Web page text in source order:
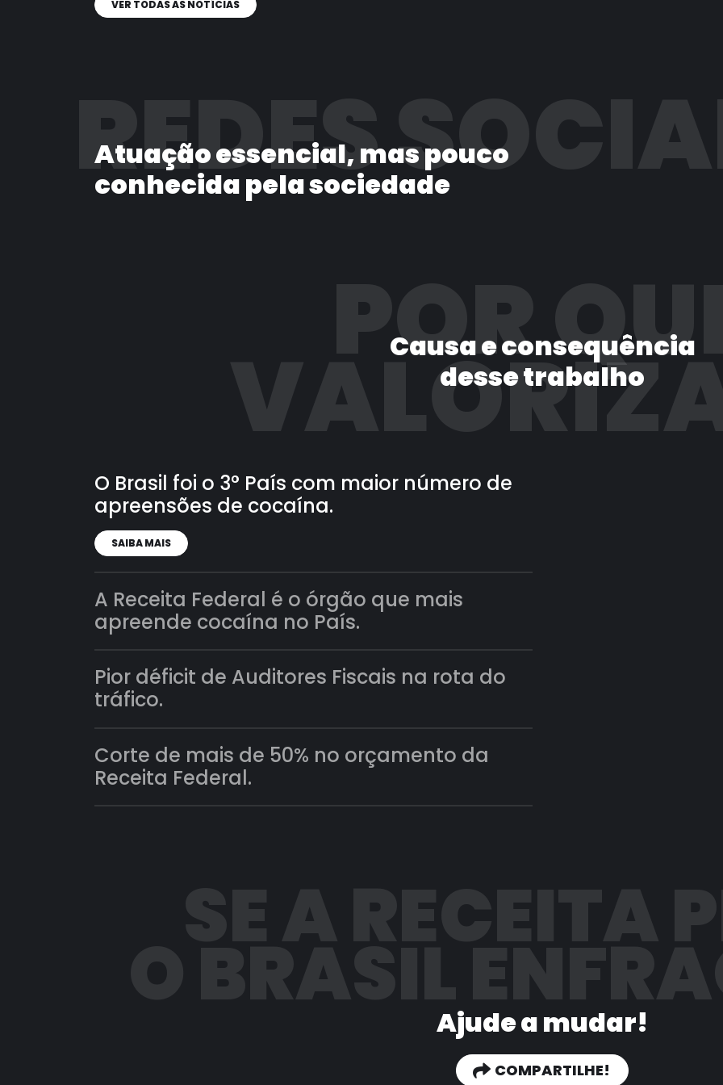
VER TODAS AS NOTÍCIAS
REDES
Atuação essencial, mas pouco
conhecida pela sociedade
POR
Causa e consequência
desse trabalho
O Brasil foi o 3° País com maior número de
apreensões de cocaína.
SAIBA MAIS
A Receita Federal é o órgão que mais
apreende cocaína no País.
Pior déficit de Auditores Fiscais na rota do
tráfico.
Corte de mais de 50% no orçamento da
Receita Federal.
Ajude a mudar!
COMPARTILHE!